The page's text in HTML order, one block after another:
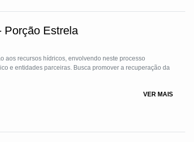
Porção Estrela
aos recursos hídricos, envolvendo neste processo
e entidades parceiras. Busca promover a recuperação da
VER MAIS